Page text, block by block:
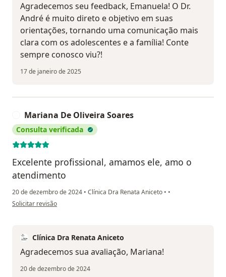
Agradecemos seu feedback, Emanuela! O Dr.
André é muito direto e objetivo em suas
orientações, tornando uma comunicação mais
clara com os adolescentes e a família! Conte
sempre conosco viu?!
17 de janeiro de 2025
Mariana De Oliveira Soares
Consulta verificada
Excelente profissional, amamos ele, amo o
atendimento
20 de dezembro de 2024 • Clínica Dra Renata Aniceto • •
na opinião do utilizador Mariana De Oliveira Soares
Solicitar revisão
Clínica Dra Renata Aniceto
Agradecemos sua avaliação, Mariana!
20 de dezembro de 2024